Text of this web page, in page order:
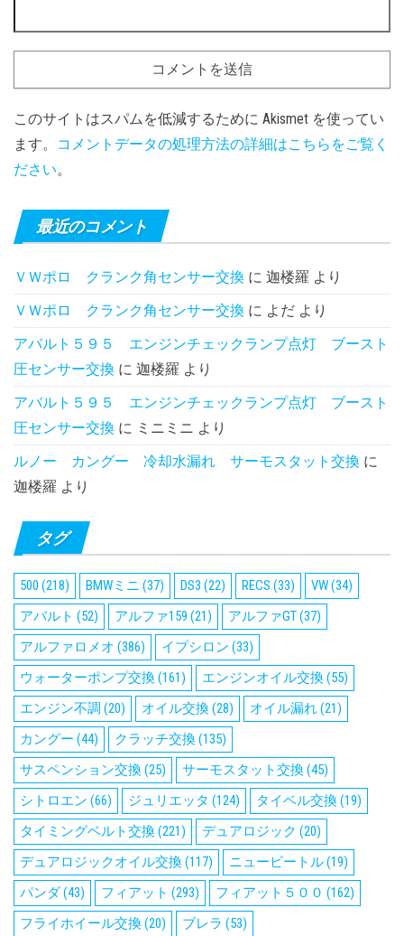
このサイトはスパムを低減するために Akismet を使ってい
ます。
コメントデータの処理方法の詳細はこちらをご覧く
ださい。
最近のコメント
ＶＷポロ クランク角センサー交換 に 迦楼羅 より
ＶＷポロ クランク角センサー交換 に よだ より
アバルト５９５ エンジンチェックランプ点灯 ブースト
圧センサー交換 に 迦楼羅 より
アバルト５９５ エンジンチェックランプ点灯 ブースト
圧センサー交換 に ミニミニ より
ルノー カングー 冷却水漏れ サーモスタット交換 に
迦楼羅 より
タグ
500 (218) BMWミニ (37) DS3 (22) RECS (33) VW(34)
アバルト (52) アルファ159 (21) アルファGT(37)
アルファロメオ (386) イプシロン (33)
ウォーターポンプ交換(161) エンジンオイル交換(55)
エンジン不調 (20) オイル交換(28) オイル漏れ(21)
カングー (44) クラッチ交換(135)
サスペンション交換(25) サーモスタット交換(45)
シトロエン (66) ジュリエッタ (124) タイベル交換(19)
タイミングベルト交換(221) デュアロジック (20)
デュアロジックオイル交換(117) ニュービートル(19)
パンダ(43) フィアット (293) フィアット５００ (162)
フライホイール交換(20) ブレラ (53)